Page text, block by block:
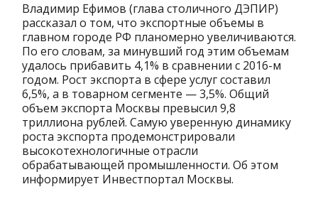
Владимир Ефимов (глава столичного ДЭПИР)
рассказал о том, что экспортные объемы в
главном городе РФ планомерно увеличиваются.
По его словам, за минувший год этим объемам
удалось прибавить 4,1% в сравнении с 2016-м
годом. Рост экспорта в сфере услуг составил
6,5%, а в товарном сегменте — 3,5%. Общий
объем экспорта Москвы превысил 9,8
триллиона рублей. Самую уверенную динамику
роста экспорта продемонстрировали
высокотехнологичные отрасли
обрабатывающей промышленности. Об этом
информирует Инвестпортал Москвы.